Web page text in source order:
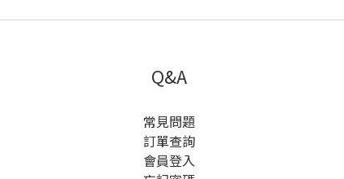
Q&A
常見問題
訂單查詢
會員登入